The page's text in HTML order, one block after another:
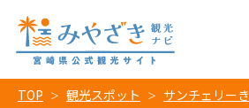
TOP 観光スポット サンチェリー